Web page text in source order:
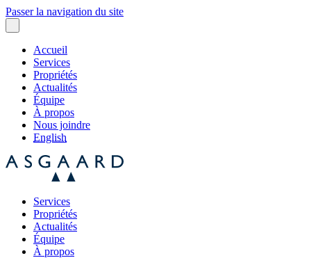
Passer la navigation du site
Accueil
Services
Propriétés
Actualités
Équipe
À propos
Nous joindre
English
Services
Propriétés
Actualités
Équipe
À propos